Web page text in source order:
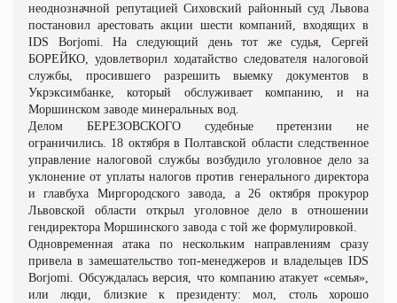
неоднозначной репутацией Сиховский районный суд Львова
постановил арестовать акции шести компаний, входящих в
IDS Borjomi. На следующий день тот же судья, Сергей
БОРЕЙКО , удовлетворил ходатайство следователя налоговой
службы, просившего разрешить выемку документов в
Укрэксимбанке, который обслуживает компанию, и на
Моршинском заводе минеральных вод.
Делом БЕРЕЗОВСКОГОсудебные претензии не
ограничились. 18 октября в Полтавской области следственное
управление налоговой службы возбудило уголовное дело за
уклонение от уплаты налогов против генерального директора
и главбуха Миргородского завода, а 26 октября прокурор
Львовской области открыл уголовное дело в отношении
гендиректора Моршинского завода с той же формулировкой.
Одновременная атака по нескольким направлениям сразу
привела в замешательство топ‑менеджеров и владельцев IDS
Borjomi. Обсуждалась версия, что компанию атакует «семья»,
или люди, близкие к президенту: мол, столь хорошо